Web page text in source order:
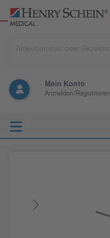
Mein Konto
Anmelden/Registrieren